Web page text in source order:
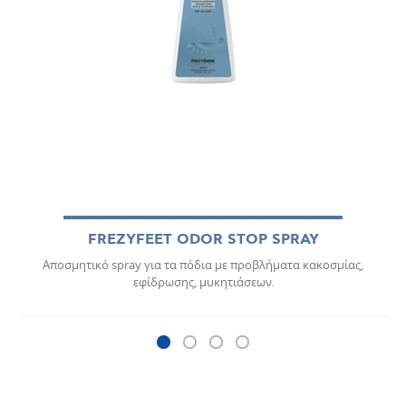
FREZYFEET ODOR STOP SPRAY
Αποσμητικό spray για τα πόδια με προβλήματα κακοσμίας,
εφίδρωσης, μυκητιάσεων.